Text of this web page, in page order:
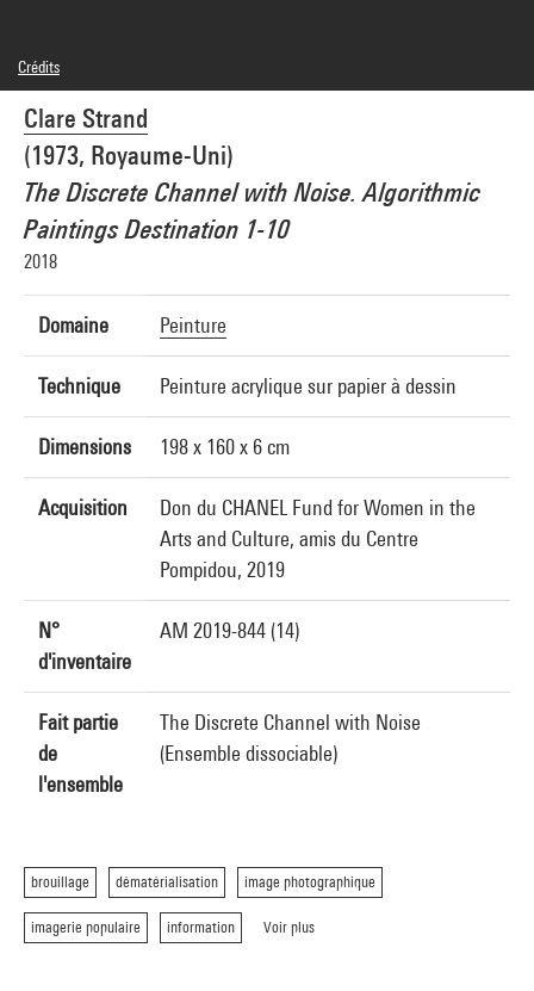
Clare Strand
(1973, Royaume-Uni)
The Discrete Channel with Noise. Algorithmic
Paintings Destination 1-10
2018
Domaine Peinture
Technique Peinture acrylique sur papier à dessin
Dimensions 198 x 160 x 6 cm
Acquisition
Don du CHANEL Fund for Women in the
Arts and Culture, amis du Centre
Pompidou, 2019
N°
d'inventaire
AM 2019-844 (14)
Fait partie
de
l'ensemble
The Discrete Channel with Noise
(Ensemble dissociable)
brouillage dématérialisation image photographique
imagerie populaire information Voir plus
Crédits
© Clare Strand
Crédit photographique : Centre Pompidou, MNAM-CCI/Audrey Laurans/Dist.
GrandPalaisRmn
Réf. image : 4Y11021
Diffusion image :GrandPalaisRmnPhoto